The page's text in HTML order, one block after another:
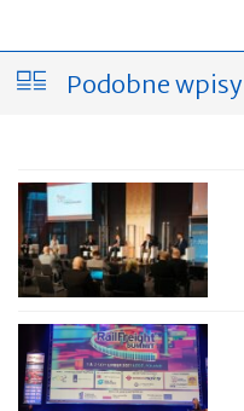
Podobne wpisy